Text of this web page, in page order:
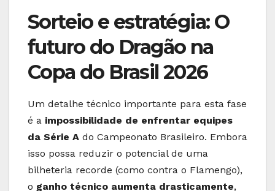
Sorteio e estratégia: O
futuro do Dragão na
Copa do Brasil 2026
Um detalhe técnico importante para esta fase
é a impossibilidade de enfrentar equipes
da Série A do Campeonato Brasileiro. Embora
isso possa reduzir o potencial de uma
bilheteria recorde (como contra o Flamengo),
o ganho técnico aumenta drasticamente,